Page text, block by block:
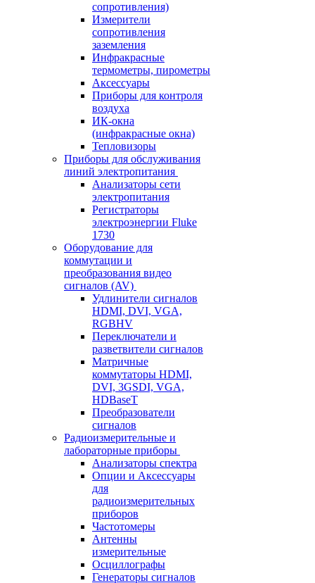
сопротивления)
Измерители
сопротивления
заземления
Инфракрасные
термометры, пирометры
Аксессуары
Приборы для контроля
воздуха
ИК-окна
(инфракрасные окна)
Тепловизоры
Приборы для обслуживания
линий электропитания
Анализаторы сети
электропитания
Регистраторы
электроэнергии Fluke
1730
Оборудование для
коммутации и
преобразования видео
сигналов (AV)
Удлинители сигналов
HDMI, DVI, VGA,
RGBHV
Переключатели и
разветвители сигналов
Матричные
коммутаторы HDMI,
DVI, 3GSDI, VGA,
HDBaseT
Преобразователи
сигналов
Радиоизмерительные и
лабораторные приборы
Анализаторы спектра
Опции и Аксессуары
для
радиоизмерительных
приборов
Частотомеры
Антенны
измерительные
Осциллографы
Генераторы сигналов